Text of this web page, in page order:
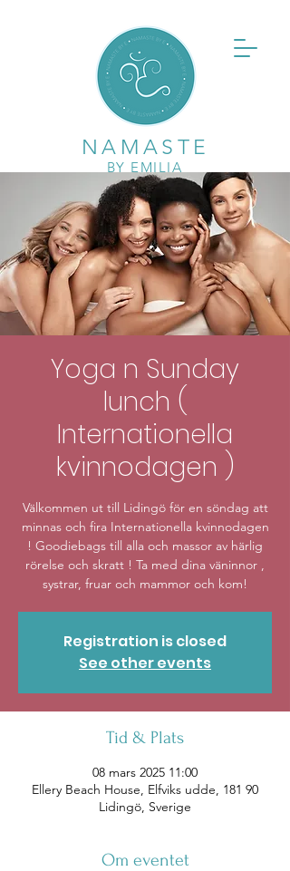
BY EMILIA
NAMASTE
Yoga n Sunday
lunch (
Internationella
kvinnodagen )
Välkommen ut till Lidingö för en söndag att
minnas och fira Internationella kvinnodagen
! Goodiebags till alla och massor av härlig
rörelse och skratt ! Ta med dina väninnor ,
systrar, fruar och mammor och kom!
Registration is closed
See other events
Tid & Plats
08 mars 2025 11:00
Ellery Beach House, Elfviks udde, 181 90
Lidingö, Sverige
Om eventet